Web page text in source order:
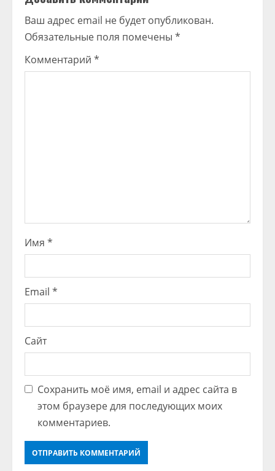
Ваш адрес email не будет опубликован.
Обязательные поля помечены *
Комментарий *
Имя *
Email *
Сайт
Сохранить моё имя, email и адрес сайта в
этом браузере для последующих моих
комментариев.